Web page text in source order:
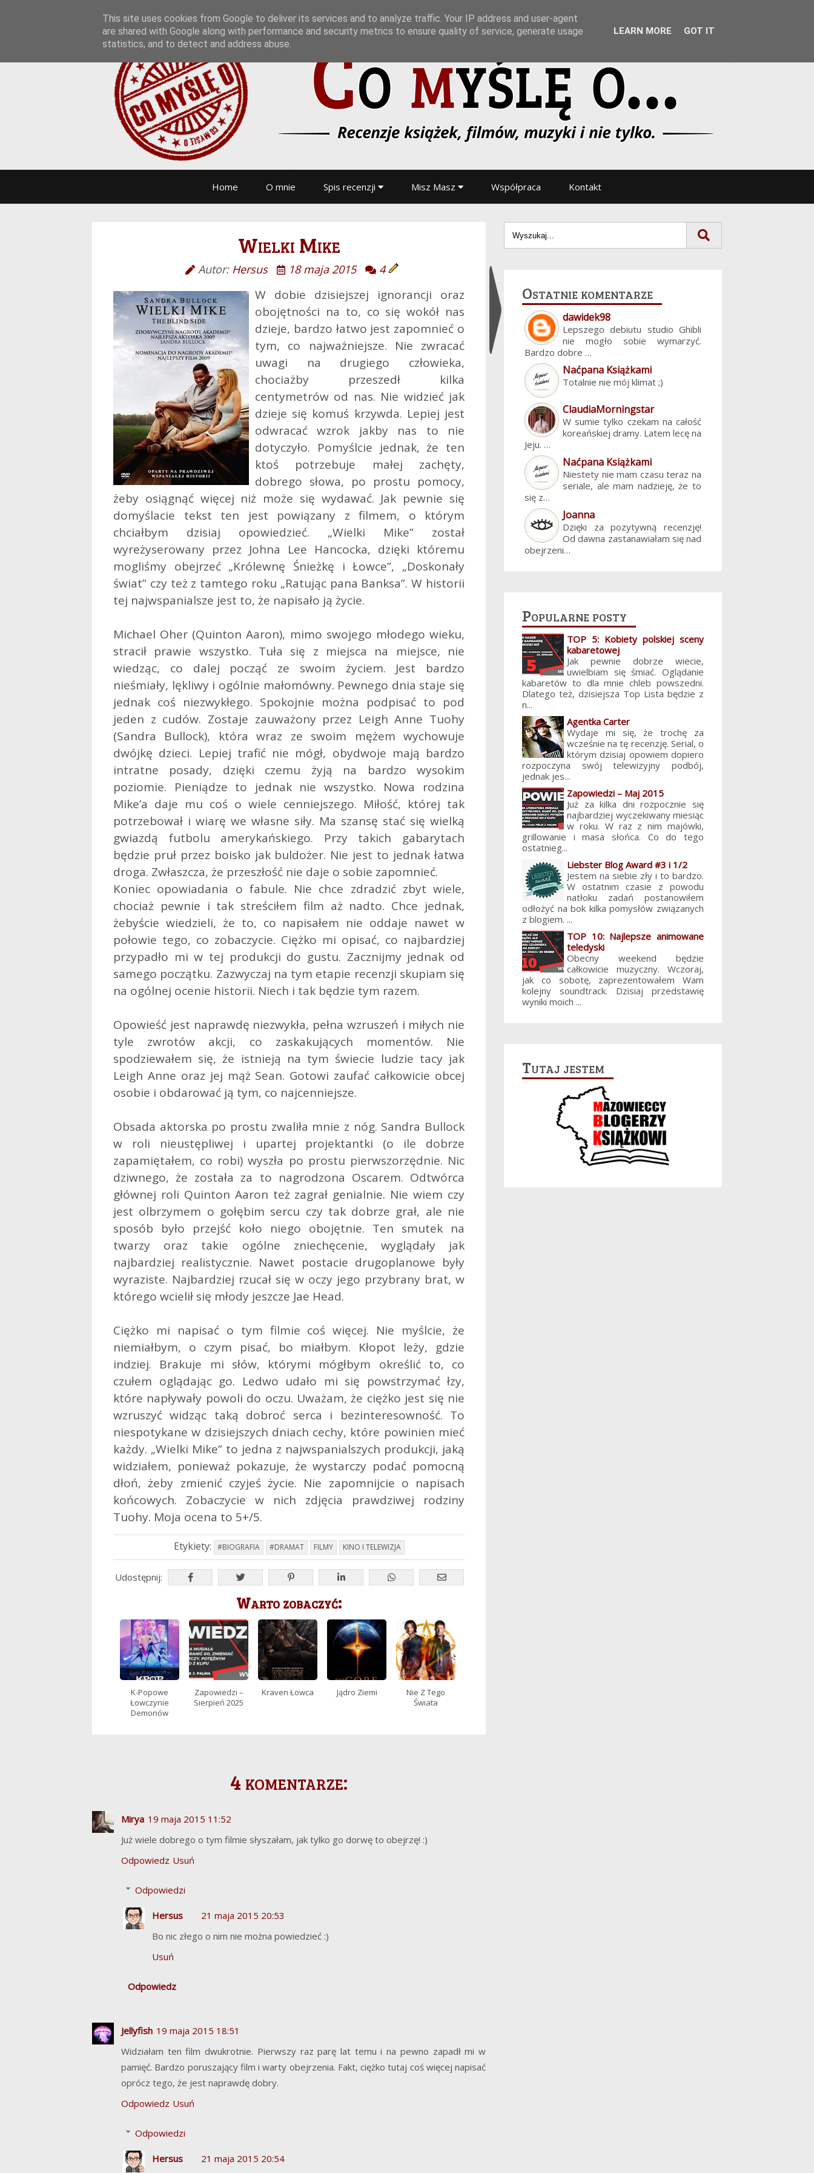
Home O mnie Spis recenzji Misz Masz Współpraca Kontakt
Wielki Mike
Autor: Hersus 18 maja 2015 4
W dobie dzisiejszej ignorancji oraz
obojętności na to, co się wokół nas
dzieje, bardzo łatwo jest zapomnieć o
tym, co najważniejsze. Nie zwracać
uwagi na drugiego człowieka,
chociażby przeszedł kilka
centymetrów od nas. Nie widzieć jak
dzieje się komuś krzywda. Lepiej jest
odwracać wzrok jakby nas to nie
dotyczyło. Pomyślcie jednak, że ten
ktoś potrzebuje małej zachęty,
dobrego słowa, po prostu pomocy,
żeby osiągnąć więcej niż może się wydawać. Jak pewnie się
domyślacie tekst ten jest powiązany z filmem, o którym
chciałbym dzisiaj opowiedzieć. „Wielki Mike” został
wyreżyserowany przez Johna Lee Hancocka, dzięki któremu
mogliśmy obejrzeć „Królewnę Śnieżkę i Łowce”, „Doskonały
świat” czy też z tamtego roku „Ratując pana Banksa”. W historii
tej najwspanialsze jest to, że napisało ją życie.
Michael Oher (Quinton Aaron), mimo swojego młodego wieku,
stracił prawie wszystko. Tuła się z miejsca na miejsce, nie
wiedząc, co dalej począć ze swoim życiem. Jest bardzo
nieśmiały, lękliwy i ogólnie małomówny. Pewnego dnia staje się
jednak coś niezwykłego. Spokojnie można podpisać to pod
jeden z cudów. Zostaje zauważony przez Leigh Anne Tuohy
(Sandra Bullock), która wraz ze swoim mężem wychowuje
dwójkę dzieci. Lepiej trafić nie mógł, obydwoje mają bardzo
intratne posady, dzięki czemu żyją na bardzo wysokim
poziomie. Pieniądze to jednak nie wszystko. Nowa rodzina
Mike’a daje mu coś o wiele cenniejszego. Miłość, której tak
potrzebował i wiarę we własne siły. Ma szansę stać się wielką
gwiazdą futbolu amerykańskiego. Przy takich gabarytach
będzie pruł przez boisko jak buldożer. Nie jest to jednak łatwa
droga. Zwłaszcza, że przeszłość nie daje o sobie zapomnieć.
Koniec opowiadania o fabule. Nie chce zdradzić zbyt wiele,
chociaż pewnie i tak streściłem film aż nadto. Chce jednak,
żebyście wiedzieli, że to, co napisałem nie oddaje nawet w
połowie tego, co zobaczycie. Ciężko mi opisać, co najbardziej
przypadło mi w tej produkcji do gustu. Zacznijmy jednak od
samego początku. Zazwyczaj na tym etapie recenzji skupiam się
na ogólnej ocenie historii. Niech i tak będzie tym razem.
Opowieść jest naprawdę niezwykła, pełna wzruszeń i miłych nie
tyle zwrotów akcji, co zaskakujących momentów. Nie
spodziewałem się, że istnieją na tym świecie ludzie tacy jak
Leigh Anne oraz jej mąż Sean. Gotowi zaufać całkowicie obcej
osobie i obdarować ją tym, co najcenniejsze.
Obsada aktorska po prostu zwaliła mnie z nóg. Sandra Bullock
w roli nieustępliwej i upartej projektantki (o ile dobrze
zapamiętałem, co robi) wyszła po prostu pierwszorzędnie. Nic
dziwnego, że została za to nagrodzona Oscarem. Odtwórca
głównej roli Quinton Aaron też zagrał genialnie. Nie wiem czy
jest olbrzymem o gołębim sercu czy tak dobrze grał, ale nie
sposób było przejść koło niego obojętnie. Ten smutek na
twarzy oraz takie ogólne zniechęcenie, wyglądały jak
najbardziej realistycznie. Nawet postacie drugoplanowe były
wyraziste. Najbardziej rzucał się w oczy jego przybrany brat, w
którego wcielił się młody jeszcze Jae Head.
Ciężko mi napisać o tym filmie coś więcej. Nie myślcie, że
niemiałbym, o czym pisać, bo miałbym. Kłopot leży, gdzie
indziej. Brakuje mi słów, którymi mógłbym określić to, co
czułem oglądając go. Ledwo udało mi się powstrzymać łzy,
które napływały powoli do oczu. Uważam, że ciężko jest się nie
wzruszyć widząc taką dobroć serca i bezinteresowność. To
niespotykane w dzisiejszych dniach cechy, które powinien mieć
każdy. „Wielki Mike” to jedna z najwspanialszych produkcji, jaką
widziałem, ponieważ pokazuje, że wystarczy podać pomocną
dłoń, żeby zmienić czyjeś życie. Nie zapomnijcie o napisach
końcowych. Zobaczycie w nich zdjęcia prawdziwej rodziny
Tuohy. Moja ocena to 5+/5.
Etykiety: #BIOGRAFIA #DRAMAT FILMY KINO I TELEWIZJA
Udostępnij:
Warto zobaczyć:
K-Popowe
Łowczynie
Demonów
Zapowiedzi –
Sierpień 2025
Kraven Łowca Jądro Ziemi
Nie Z Tego
Świata
Ukryj
4 komentarze:
Mirya 19 maja 2015 11:52
Już wiele dobrego o tym filmie słyszałam, jak tylko go dorwę to obejrzę! :)
Odpowiedz Usuń
Odpowiedzi
Hersus
21 maja 2015 20:53
Bo nic złego o nim nie można powiedzieć :)
Usuń
Odpowiedz
Jellyfish 19 maja 2015 18:51
Widziałam ten film dwukrotnie. Pierwszy raz parę lat temu i na pewno zapadł mi w
pamięć. Bardzo poruszający film i warty obejrzenia. Fakt, ciężko tutaj coś więcej napisać
oprócz tego, że jest naprawdę dobry.
Odpowiedz Usuń
Odpowiedzi
Hersus
21 maja 2015 20:54
Ostatnie komentarze
dawidek98
Lepszego debiutu studio Ghibli
nie mogło sobie wymarzyć.
Bardzo dobre …
Naćpana Książkami
Totalnie nie mój klimat ;)
ClaudiaMorningstar
W sumie tylko czekam na całość
koreańskiej dramy. Latem lecę na
Jeju. …
Naćpana Książkami
Niestety nie mam czasu teraz na
seriale, ale mam nadzieję, że to
się z…
Joanna
Dzięki za pozytywną recenzję!
Od dawna zastanawiałam się nad
obejrzeni…
Popularne posty
TOP 5: Kobiety polskiej sceny
kabaretowej
Jak pewnie dobrze wiecie,
uwielbiam się śmiać. Oglądanie
kabaretów to dla mnie chleb powszedni.
Dlatego też, dzisiejsza Top Lista będzie z
n...
Agentka Carter
Wydaje mi się, że trochę za
wcześnie na tę recenzję. Serial, o
którym dzisiaj opowiem dopiero
rozpoczyna swój telewizyjny podbój,
jednak jes...
Zapowiedzi – Maj 2015
Już za kilka dni rozpocznie się
najbardziej wyczekiwany miesiąc
w roku. W raz z nim majówki,
grillowanie i masa słońca. Co do tego
ostatnieg...
Liebster Blog Award #3 i 1/2
Jestem na siebie zły i to bardzo.
W ostatnim czasie z powodu
natłoku zadań postanowiłem
odłożyć na bok kilka pomysłów związanych
z blogiem. ...
TOP 10: Najlepsze animowane
teledyski
Obecny weekend będzie
całkowicie muzyczny. Wczoraj,
jak co sobotę, zaprezentowałem Wam
kolejny soundtrack. Dzisiaj przedstawię
wyniki moich ...
Tutaj jestem
This site uses cookies from Google to deliver its services and to analyze traffic. Your IP address and user-agent
are shared with Google along with performance and security metrics to ensure quality of service, generate usage
statistics, and to detect and address abuse.
LEARN MORE GOT IT